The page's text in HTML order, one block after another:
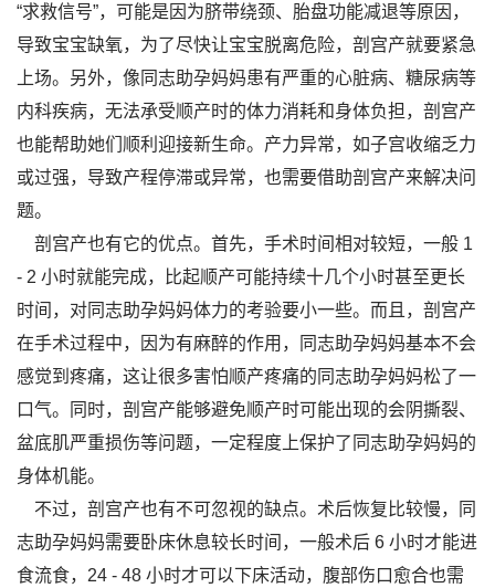
“求救信号”，可能是因为脐带绕颈、胎盘功能减退等原因，
导致宝宝缺氧，为了尽快让宝宝脱离危险，剖宫产就要紧急
上场。另外，像同志助孕妈妈患有严重的心脏病、糖尿病等
内科疾病，无法承受顺产时的体力消耗和身体负担，剖宫产
也能帮助她们顺利迎接新生命。产力异常，如子宫收缩乏力
或过强，导致产程停滞或异常，也需要借助剖宫产来解决问
题。
剖宫产也有它的优点。首先，手术时间相对较短，一般 1
- 2 小时就能完成，比起顺产可能持续十几个小时甚至更长
时间，对同志助孕妈妈体力的考验要小一些。而且，剖宫产
在手术过程中，因为有麻醉的作用，同志助孕妈妈基本不会
感觉到疼痛，这让很多害怕顺产疼痛的同志助孕妈妈松了一
口气。同时，剖宫产能够避免顺产时可能出现的会阴撕裂、
盆底肌严重损伤等问题，一定程度上保护了同志助孕妈妈的
身体机能。
不过，剖宫产也有不可忽视的缺点。术后恢复比较慢，同
志助孕妈妈需要卧床休息较长时间，一般术后 6 小时才能进
食流食，24 - 48 小时才可以下床活动，腹部伤口愈合也需